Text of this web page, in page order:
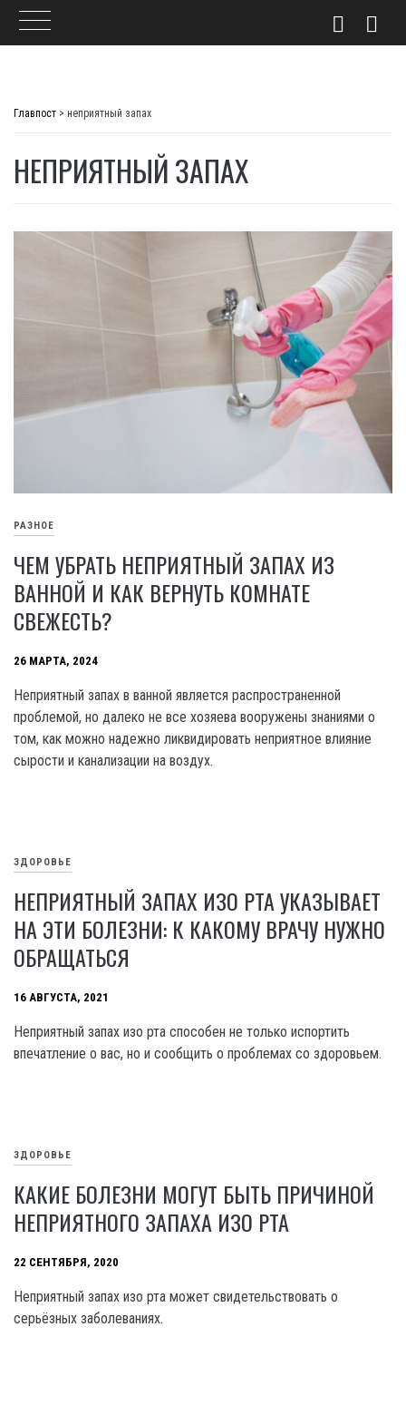
Главпост > неприятный запах
НЕПРИЯТНЫЙ ЗАПАХ
РАЗНОЕ
ЧЕМ УБРАТЬ НЕПРИЯТНЫЙ ЗАПАХ ИЗ
ВАННОЙ И КАК ВЕРНУТЬ КОМНАТЕ
СВЕЖЕСТЬ?
26 МАРТА, 2024
Неприятный запах в ванной является распространенной
проблемой, но далеко не все хозяева вооружены знаниями о
том, как можно надежно ликвидировать неприятное влияние
сырости и канализации на воздух.
ЗДОРОВЬЕ
НЕПРИЯТНЫЙ ЗАПАХ ИЗО РТА УКАЗЫВАЕТ
НА ЭТИ БОЛЕЗНИ: К КАКОМУ ВРАЧУ НУЖНО
ОБРАЩАТЬСЯ
16 АВГУСТА, 2021
Неприятный запах изо рта способен не только испортить
впечатление о вас, но и сообщить о проблемах со здоровьем.
ЗДОРОВЬЕ
КАКИЕ БОЛЕЗНИ МОГУТ БЫТЬ ПРИЧИНОЙ
НЕПРИЯТНОГО ЗАПАХА ИЗО РТА
22 СЕНТЯБРЯ, 2020
Неприятный запах изо рта может свидетельствовать о
серьёзных заболеваниях.